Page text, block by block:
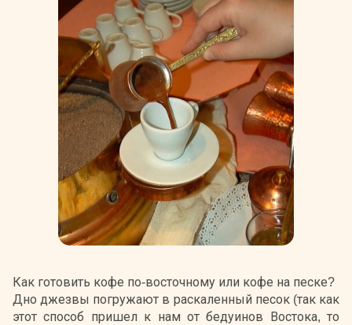
Как готовить кофе по-восточному или кофе на песке?
Дно джезвы погружают в раскаленный песок (так как
этот способ пришел к нам от бедуинов Востока, то